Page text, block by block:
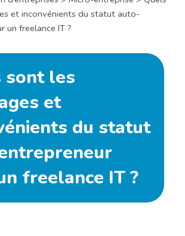
et inconvénients du statut auto-
un freelance IT ?
sont les
et
du statut
freelance IT ?